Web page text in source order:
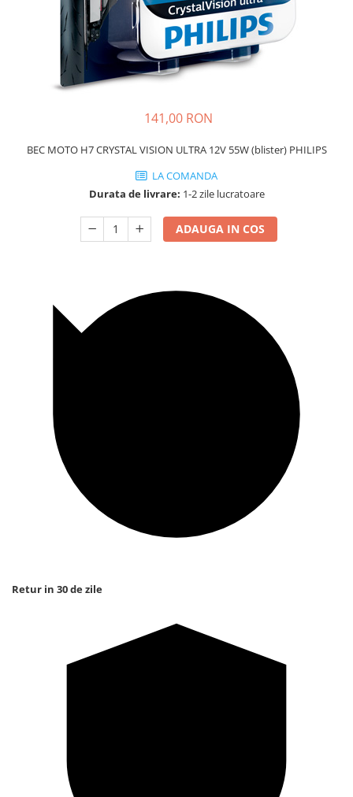
Accesorii Electronice Auto
Incarcatoare Auto
Accesorii pentru Roti si Anvelope
Husa Anvelope
141,00 RON
BEC MOTO H7 CRYSTAL VISION ULTRA 12V 55W (blister) PHILIPS
LA COMANDA
Durata de livrare: 1-2 zile lucratoare
ADAUGA IN COS
Retur in 30 de zile